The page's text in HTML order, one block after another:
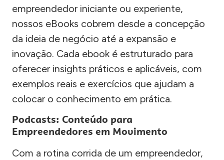
empreendedor iniciante ou experiente,
nossos eBooks cobrem desde a concepção
da ideia de negócio até a expansão e
inovação. Cada ebook é estruturado para
oferecer insights práticos e aplicáveis, com
exemplos reais e exercícios que ajudam a
colocar o conhecimento em prática.
Podcasts: Conteúdo para
Empreendedores em Movimento
Com a rotina corrida de um empreendedor,